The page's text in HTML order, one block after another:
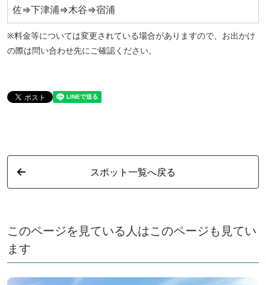
佐⇒下津浦⇒木谷⇒宿浦
※料金等については変更されている場合がありますので、お出かけ
の際は問い合わせ先にご確認ください。
スポット一覧へ戻る
このページを見ている人はこのページも見てい
ます